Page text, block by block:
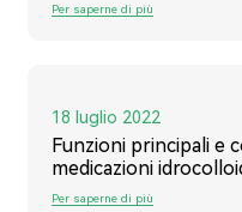
Per saperne di più
18 luglio 2022
Funzioni principali e
medicazioni
Per saperne di più